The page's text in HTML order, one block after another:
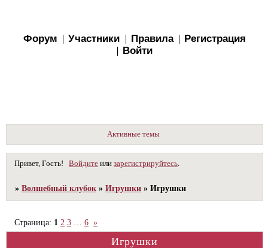
Форум Участники Правила
Регистрация
Войти
Активные темы
Привет, Гость! Войдите илизарегистрируйтесь
»Волшебный клубок »Игрушки »Игрушки
Игрушки
Страница: 1 2 3 6 »